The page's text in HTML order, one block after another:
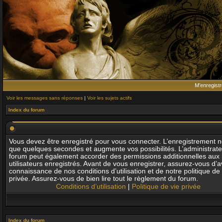
Voir les messages sans réponses | Voir les sujets actifs
Index du forum
Vous devez être enregistré pour vous connecter. L’enregistrement
que quelques secondes et augmente vos possibilités.
forum peut également accorder des permissions additionnelles aux
utilisateurs enregistrés. Avant de vous enregistrer, assurez-vous
connaissance de nos conditions d’utilisation et de notre politique de
privée. Assurez-vous de bien lire tout le règlement du forum.
Conditions d’utilisation
Politique de vie privée
Index du forum